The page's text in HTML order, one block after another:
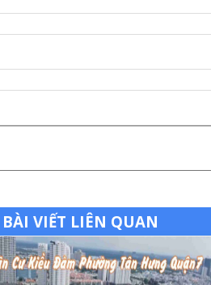
BÀI VIẾT LIÊN QUAN